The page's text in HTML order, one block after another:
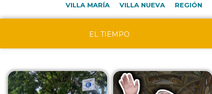
VILLA MARÍA VILLA NUEVA REGIÓN
EL TIEMPO